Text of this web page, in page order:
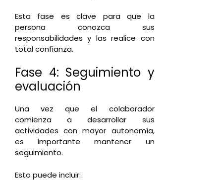
Esta fase es clave para que la
persona conozca sus
responsabilidades y las realice con
total confianza.
Fase 4: Seguimiento y
evaluación
Una vez que el colaborador
comienza a desarrollar sus
actividades con mayor autonomía,
es importante mantener un
seguimiento.
Esto puede incluir: